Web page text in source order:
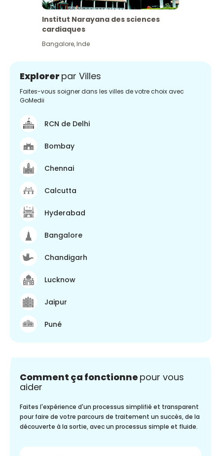
Institut Narayana des sciences
cardiaques
Bangalore,Inde
Explorer par Villes
Faites-vous soigner dans les villes de votre choix avec
GoMedii
RCN de Delhi
Bombay
Chennai
Calcutta
Hyderabad
Bangalore
Chandigarh
Lucknow
Jaipur
Puné
Comment ça fonctionne pour vous
aider
Faites l'expérience d'un processus simplifié et transparent
pour faire de votre parcours de traitement un succès, de la
découverte à la sortie, avec un processus simple et fluide.